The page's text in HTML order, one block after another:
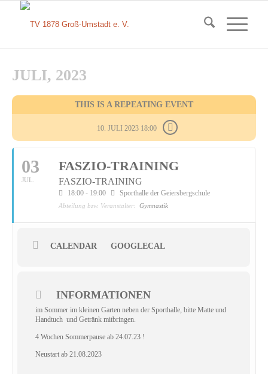
JULI, 2023
THIS IS A REPEATING EVENT
10. JULI 2023 18:00
03
JUL.
FASZIO-TRAINING
FASZIO-TRAINING
18:00 - 19:00 Sporthalle der Geiersbergschule
Abteilung bzw. Veranstalter: Gymnastik
CALENDAR GOOGLECAL
INFORMATIONEN
im Sommer im kleinen Garten neben der Sporthalle, bitte Matte und
Handtuch und Getränk mitbringen.
4 Wochen Sommerpause ab 24.07.23 !
Neustart ab 21.08.2023